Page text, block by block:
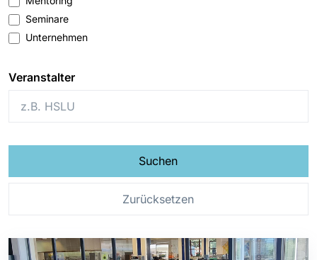
Seminare
Unternehmen
Veranstalter
Suchen
Zurücksetzen